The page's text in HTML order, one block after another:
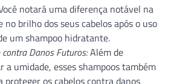
notará uma diferença notável na
no brilho dos seus cabelos após o uso
um shampoo hidratante.
Danos Futuros:Além de
a umidade, esses shampoos também
proteger os cabelos contra danos